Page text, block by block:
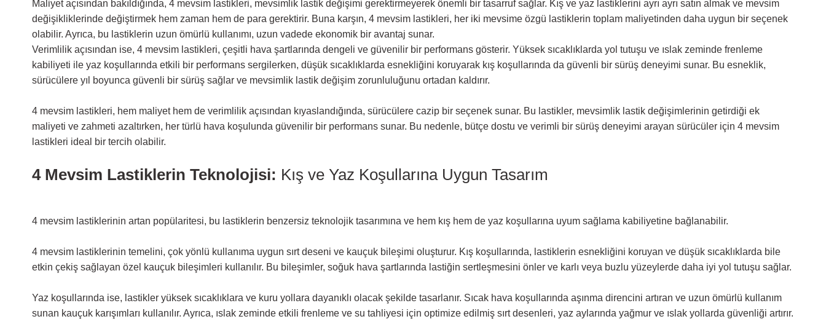
Maliyet açısından bakıldığında, 4 mevsim lastikleri, mevsimlik lastik değişimi gerektirmeyerek önemli bir tasarruf sağlar. Kış ve yaz lastiklerini ayrı ayrı satın almak ve mevsim
değişikliklerinde değiştirmek hem zaman hem de para gerektirir. Buna karşın, 4 mevsim lastikleri, her iki mevsime özgü lastiklerin toplam maliyetinden daha uygun bir seçenek
olabilir. Ayrıca, bu lastiklerin uzun ömürlü kullanımı, uzun vadede ekonomik bir avantaj sunar.
Verimlilik açısından ise, 4 mevsim lastikleri, çeşitli hava şartlarında dengeli ve güvenilir bir performans gösterir. Yüksek sıcaklıklarda yol tutuşu ve ıslak zeminde frenleme
kabiliyeti ile yaz koşullarında etkili bir performans sergilerken, düşük sıcaklıklarda esnekliğini koruyarak kış koşullarında da güvenli bir sürüş deneyimi sunar. Bu esneklik,
sürücülere yıl boyunca güvenli bir sürüş sağlar ve mevsimlik lastik değişim zorunluluğunu ortadan kaldırır.
4 mevsim lastikleri, hem maliyet hem de verimlilik açısından kıyaslandığında, sürücülere cazip bir seçenek sunar. Bu lastikler, mevsimlik lastik değişimlerinin getirdiği ek
maliyeti ve zahmeti azaltırken, her türlü hava koşulunda güvenilir bir performans sunar. Bu nedenle, bütçe dostu ve verimli bir sürüş deneyimi arayan sürücüler için 4 mevsim
lastikleri ideal bir tercih olabilir.
4 Mevsim Lastiklerin Teknolojisi: Kış ve Yaz Koşullarına Uygun Tasarım
4 mevsim lastiklerinin artan popülaritesi, bu lastiklerin benzersiz teknolojik tasarımına ve hem kış hem de yaz koşullarına uyum sağlama kabiliyetine bağlanabilir.
4 mevsim lastiklerinin temelini, çok yönlü kullanıma uygun sırt deseni ve kauçuk bileşimi oluşturur. Kış koşullarında, lastiklerin esnekliğini koruyan ve düşük sıcaklıklarda bile
etkin çekiş sağlayan özel kauçuk bileşimleri kullanılır. Bu bileşimler, soğuk hava şartlarında lastiğin sertleşmesini önler ve karlı veya buzlu yüzeylerde daha iyi yol tutuşu sağlar.
Yaz koşullarında ise, lastikler yüksek sıcaklıklara ve kuru yollara dayanıklı olacak şekilde tasarlanır. Sıcak hava koşullarında aşınma direncini artıran ve uzun ömürlü kullanım
sunan kauçuk karışımları kullanılır. Ayrıca, ıslak zeminde etkili frenleme ve su tahliyesi için optimize edilmiş sırt desenleri, yaz aylarında yağmur ve ıslak yollarda güvenliği artırır.